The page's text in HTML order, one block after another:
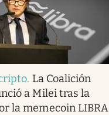
. La Coalición
a Milei tras la
la memecoin LIBRA